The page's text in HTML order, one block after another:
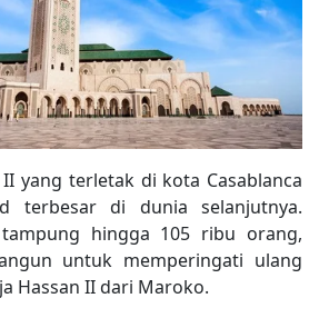
yang terletak di kota Casablanca
terbesar di dunia selanjutnya.
hingga 105 ribu orang,
untuk memperingati ulang
Hassan II dari Maroko.